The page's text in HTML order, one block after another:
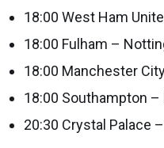
18:00 West Ham
18:00 Fulham –
18:00 Manchester
18:00 Southampton
20:30 Crystal Palace